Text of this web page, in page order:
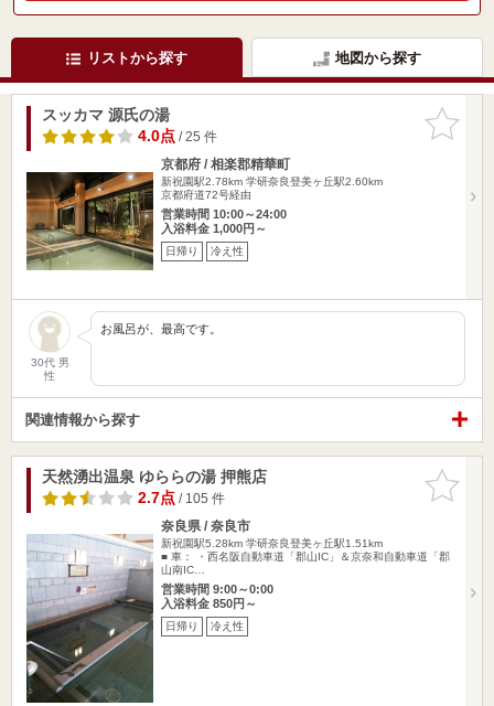
リストから探す 地図から探す
お気に入
りに追加
スッカマ 源氏の湯
4.0点/ 25 件
京都府 / 相楽郡精華町
新祝園駅2.78km 学研奈良登美ヶ丘駅2.60km
京都府道72号経由
営業時間 10:00～24:00
入浴料金 1,000円～
日帰り 冷え性
30代 男
性
お風呂が、最高です。
関連情報から探す
お気に入
りに追加
天然湧出温泉 ゆららの湯 押熊店
2.7点/ 105 件
奈良県 / 奈良市
新祝園駅5.28km 学研奈良登美ヶ丘駅1.51km
■ 車： ・西名阪自動車道「郡山IC」＆京奈和自動車道「郡
山南IC…
営業時間 9:00～0:00
入浴料金 850円～
日帰り 冷え性